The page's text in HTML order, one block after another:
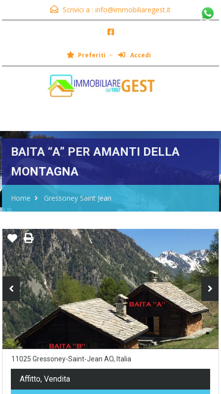
Scrivici a : info@immobiliaregest.it
Preferiti Accedi
BAITA “A” PER AMANTI DELLA
MONTAGNA
Home Gressoney Saint Jean
11025 Gressoney-Saint-Jean AO, Italia
Affitto, Vendita